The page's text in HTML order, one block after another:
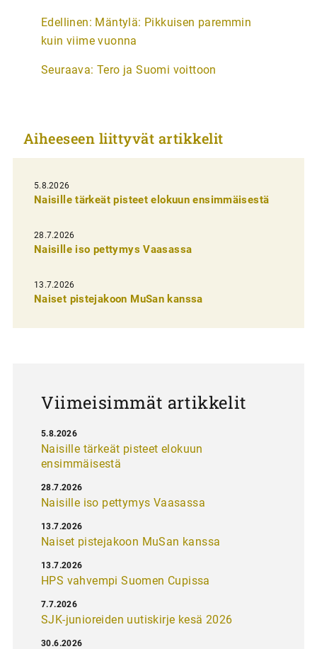
A
r
i
e
i
e
n
s
e
l
Edellinen: Mäntylä: Pikkuisen paremmin
kuin viime vuonna
Seuraava: Tero ja Suomi voittoon
Aiheeseen liittyvät artikkelit
5.8.2026
Naisille tärkeät pisteet elokuun ensimmäisestä
28.7.2026
Naisille iso pettymys Vaasassa
13.7.2026
Naiset pistejakoon MuSan kanssa
Viimeisimmät artikkelit
Naisille tärkeät pisteet elokuun
ensimmäisestä
5.8.2026
Naisille iso pettymys Vaasassa
28.7.2026
Naiset pistejakoon MuSan kanssa
13.7.2026
HPS vahvempi Suomen Cupissa
13.7.2026
SJK-junioreiden uutiskirje kesä 2026
7.7.2026
30.6.2026